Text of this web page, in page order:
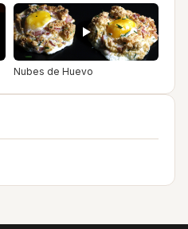
Nubes de Huevo